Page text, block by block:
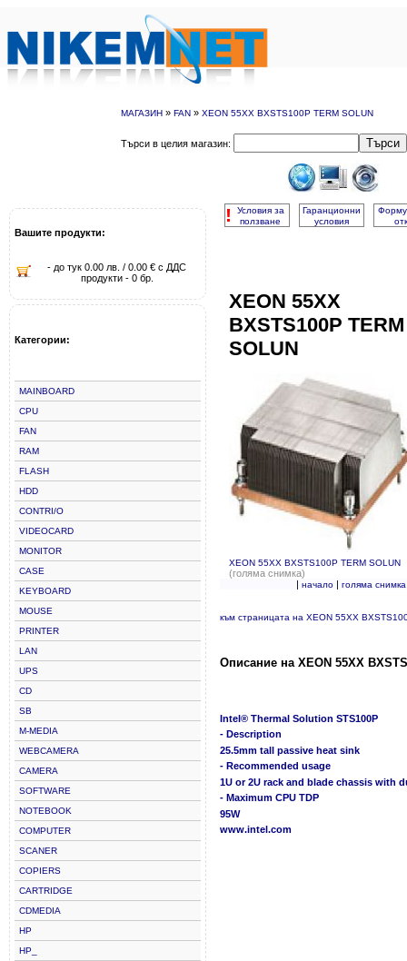
МАГАЗИН » FAN » XEON 55XX BXSTS100P TERM SOLUN
Търси в целия магазин: Търси
Вашите продукти:
- до тук 0.00 лв. / 0.00 € с ДДС
продукти - 0 бр.
Категории:
MAINBOARD
CPU
FAN
RAM
FLASH
HDD
CONTRI/O
VIDEOCARD
MONITOR
CASE
KEYBOARD
MOUSE
PRINTER
LAN
UPS
CD
SB
M-MEDIA
WEBCAMERA
CAMERA
SOFTWARE
NOTEBOOK
COMPUTER
SCANER
COPIERS
CARTRIDGE
CDMEDIA
HP
HP_
!
Условия за
ползване
Гаранционни
условия
XEON 55XX
BXSTS100P TERM
SOLUN
XEON 55XX BXSTS100P TERM SOLUN
(голяма снимка)
| начало| голяма снимка
към страницата на XEON 55XX
Описание на XEON 55XX
Intel® Thermal Solution STS100P
- Description
25.5mm tall passive heat sink
- Recommended usage
1U or 2U rack and blade chassis with
- Maximum CPU TDP
95W
www.intel.com